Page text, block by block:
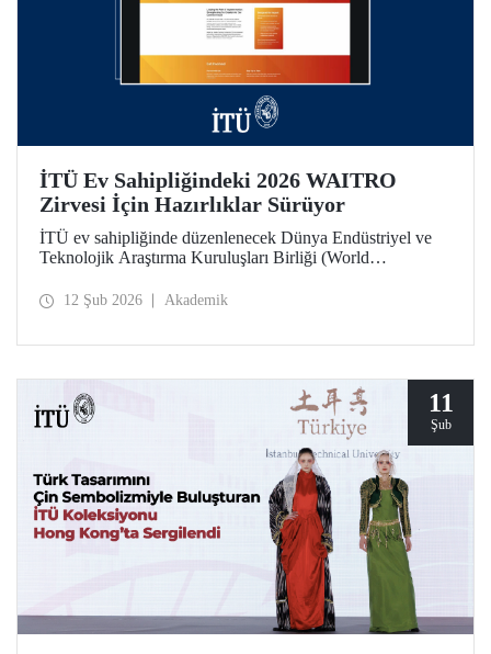
İTÜ Ev Sahipliğindeki 2026 WAITRO
Zirvesi İçin Hazırlıklar Sürüyor
İTÜ ev sahipliğinde düzenlenecek Dünya Endüstriyel ve
Teknolojik Araştırma Kuruluşları Birliği (World
Organizations) 2026 Zirvesi bağlamında 11 Şubat günü
12 Şub 2026 Akademik
11
Şub